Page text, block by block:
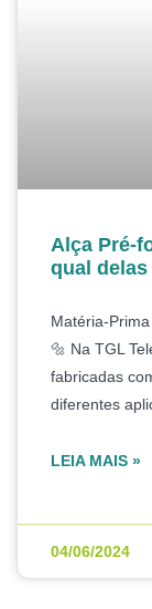
Alça Pré-
qual
Matéria-
🔩 Na TGL
fabricadas
diferentes
LEIA MAIS »
04/06/2024